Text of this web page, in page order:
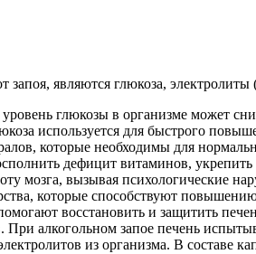
являются глюкоза,
глюкозы в организме может
используется для быстрого
которые необходимы для
дефицит витаминов, укрепить
мозга, вызывая
которые способствуют
восстановить и защитить
При алкогольном запое печень
из организма. В составе